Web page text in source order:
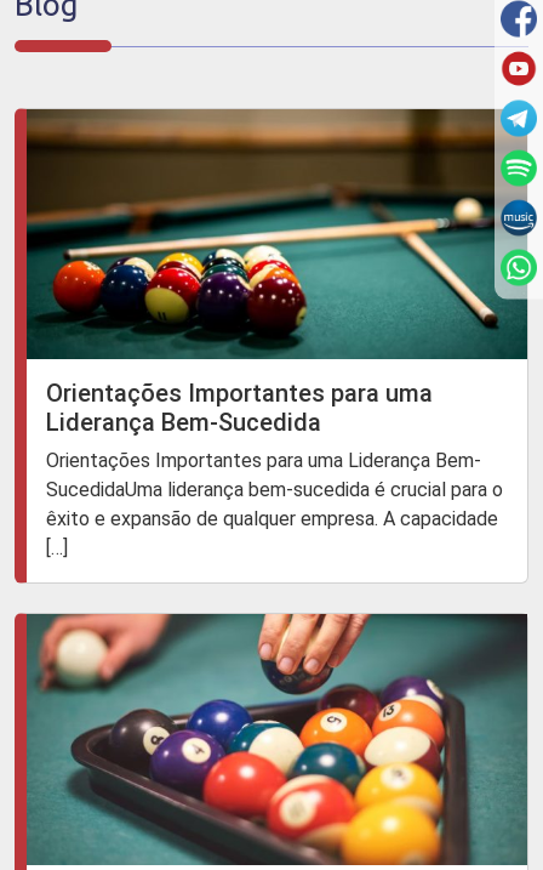
Orientações Importantes para uma
Liderança Bem-Sucedida
Orientações Importantes para uma Liderança Bem-
SucedidaUma liderança bem-sucedida é crucial para o
êxito e expansão de qualquer empresa. A capacidade
[…]